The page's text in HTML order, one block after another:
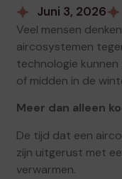
Juni 3, 2026
Veel mensen
aircosystemen
technologie
of midden in de
Meer dan alleen
De tijd dat een
zijn uitgerust met
verwarmen.